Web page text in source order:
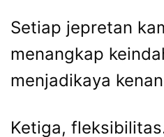
Setiap jepretan
menangkap
menjadikaya
Ketiga,